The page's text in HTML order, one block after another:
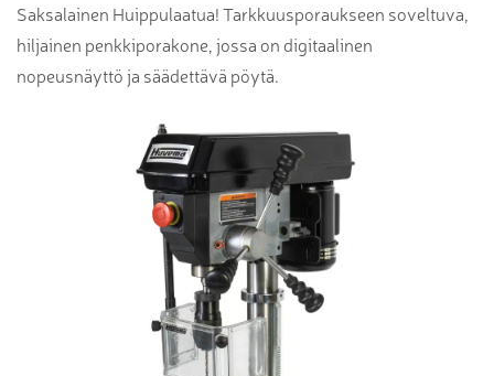
Saksalainen Huippulaatua! Tarkkuusporaukseen soveltuva,
hiljainen penkkiporakone, jossa on digitaalinen
nopeusnäyttö ja säädettävä pöytä.